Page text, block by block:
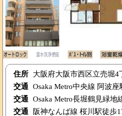
住所
大阪府大阪市西区立売堀4
交通 Osaka Metro中央線 阿波
交通 Osaka Metro長堀鶴見緑地
交通
阪神なんば線 桜川駅徒歩